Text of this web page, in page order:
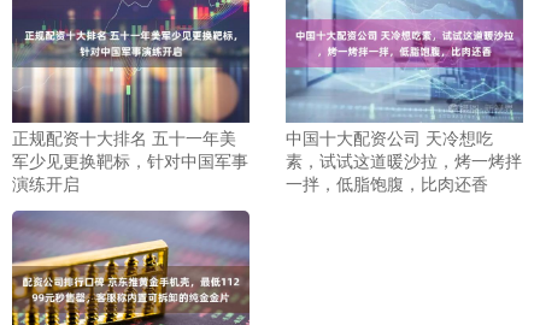
正规配资十大排名 五十一年美
军少见更换靶标，针对中国军事
演练开启
中国十大配资公司 天冷想吃
素，试试这道暖沙拉，烤一烤拌
一拌，低脂饱腹，比肉还香